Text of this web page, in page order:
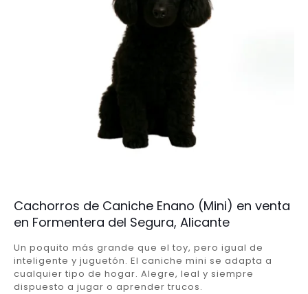
Cachorros de Caniche Enano (Mini) en venta
en Formentera del Segura, Alicante
Un poquito más grande que el toy, pero igual de
inteligente y juguetón. El caniche mini se adapta a
cualquier tipo de hogar. Alegre, leal y siempre
dispuesto a jugar o aprender trucos.